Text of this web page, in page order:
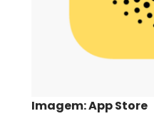
Imagem: App Store